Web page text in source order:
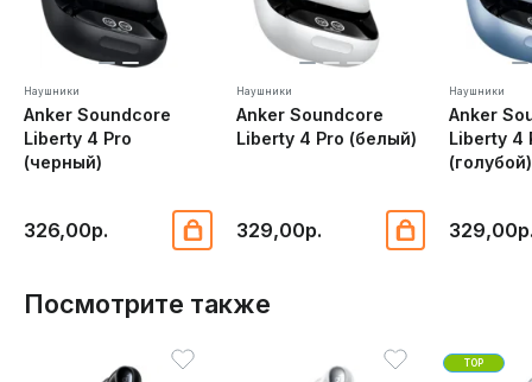
Наушники
Anker Soundcore
Liberty 4 Pro
(черный)
326,00р.
Наушники
Anker Soundcore
Liberty 4 Pro (белый)
329,00р.
Наушники
Anker
Liberty 4
(голубой)
Посмотрите также
TOP